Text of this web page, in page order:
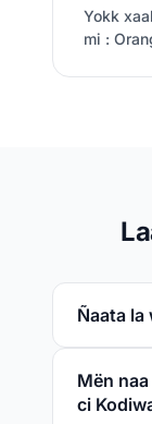
Yokk
mi :
Ñaata la
Mën
ci